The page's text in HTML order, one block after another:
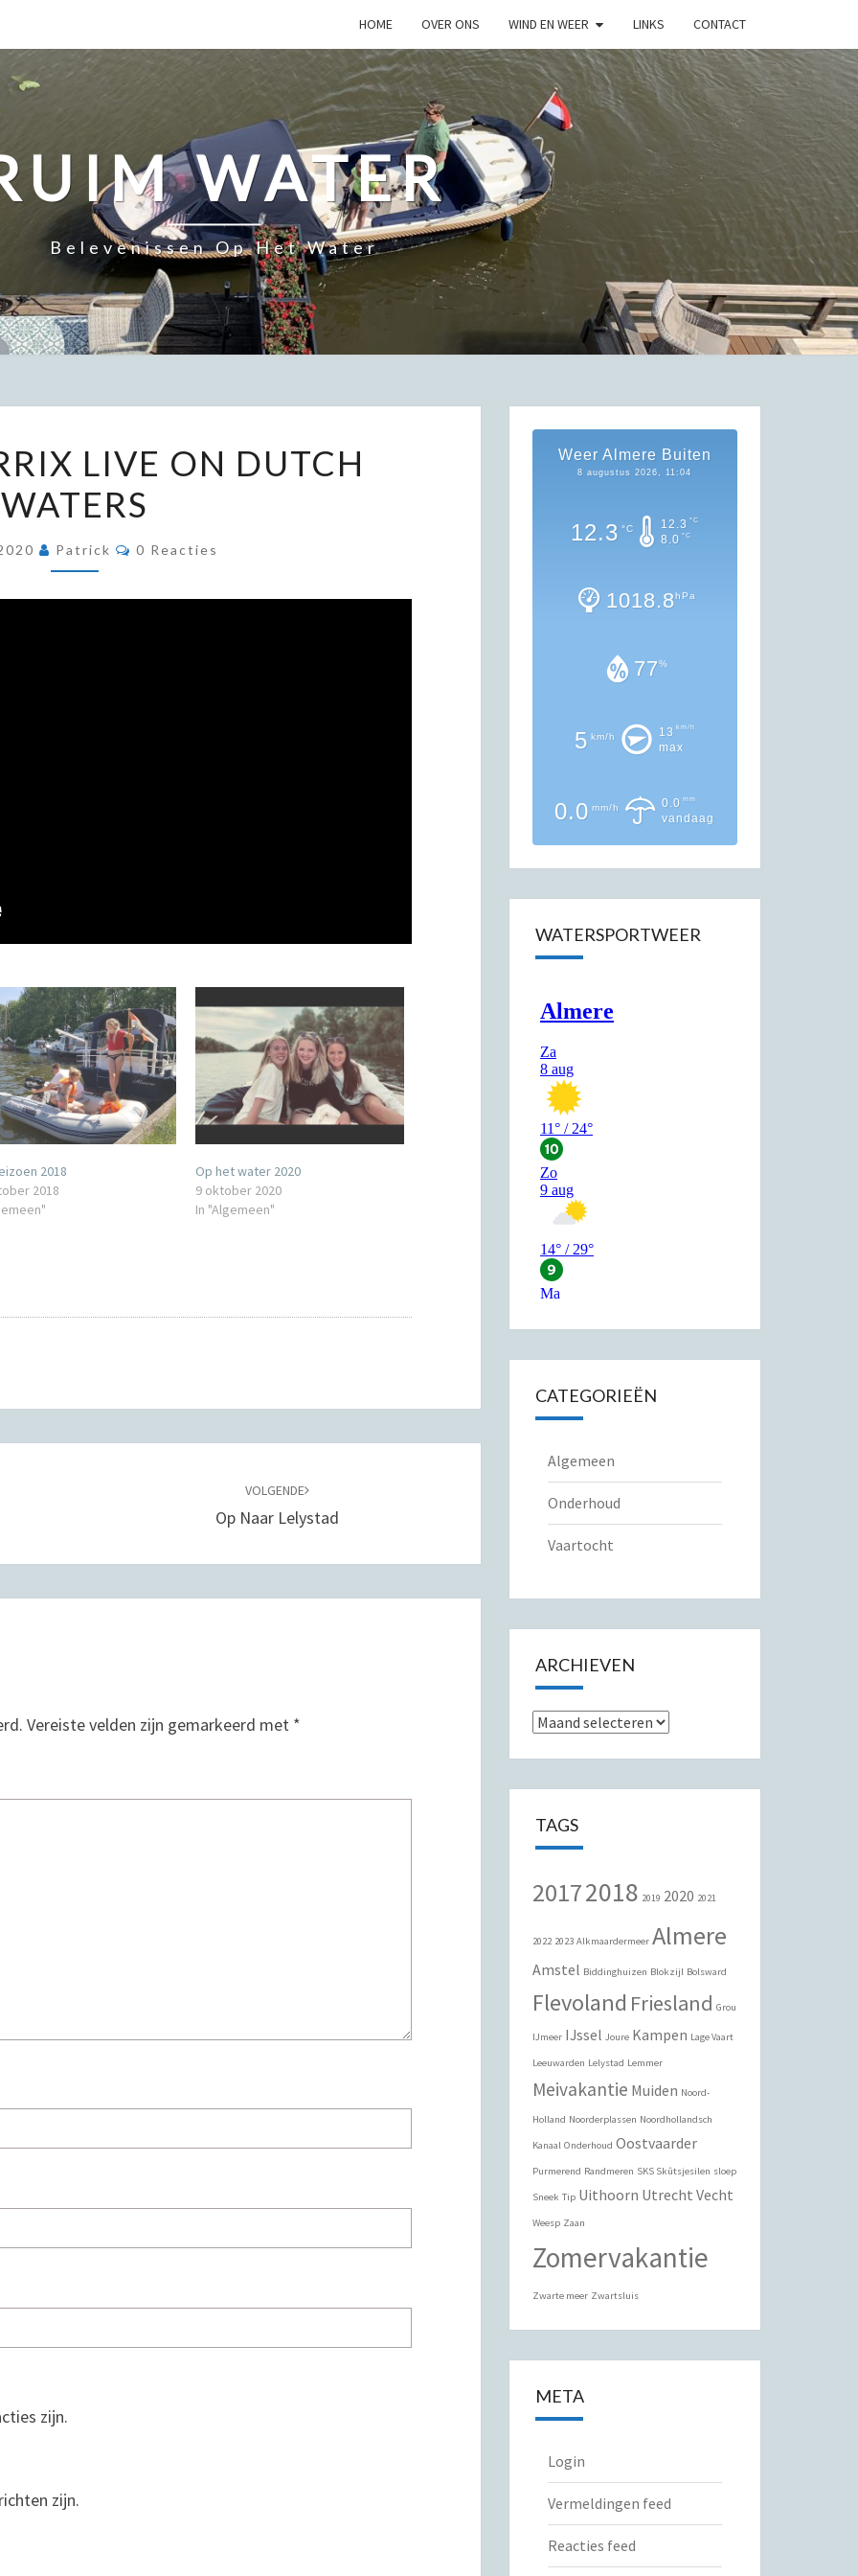
HOME OVER ONS WIND EN WEER LINKS CONTACT
WATER
Belevenissen Op Het Water
GARRIX
LIVE
ON
DUTCH
LIVE ON DUTCH
WATERS
Patrick Reacties
0 Reacties
2018
2018
Op het water 2020
9 oktober 2020
In "Algemeen"
VOLGENDE
Op Naar Lelystad
Vereiste velden zijn gemarkeerd met *
zijn.
zijn.
Weer Almere Buiten
8 augustus 2026, 11:04
12.3 °C 12.3 °C
8.0 °C
1018.8hPa
77%
5 km/h 13 km/h
max
0.0 mm/h 0.0 mm
vandaag
WATERSPORTWEER
CATEGORIEËN
Algemeen
Onderhoud
Vaartocht
ARCHIEVEN
Archieven
TAGS
20172018 2019 2020 2021
2022 2023 Alkmaardermeer Almere
Amstel Biddinghuizen Blokzijl Bolsward
Flevoland Friesland Grou
IJmeer IJssel Joure Kampen Lage Vaart
Leeuwarden Lelystad Lemmer
Meivakantie Muiden Noord-
Holland Noorderplassen Noordhollandsch
Kanaal Onderhoud Oostvaarder
Purmerend Randmeren SKS Skûtsjesilen sloep
Sneek Tip Uithoorn Utrecht Vecht
Weesp Zaan
Zomervakantie
Zwarte meer Zwartsluis
META
Login
Vermeldingen feed
Reacties feed